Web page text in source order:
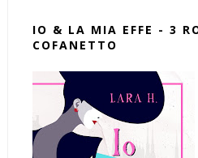
IO & LA MIA EFFE - 3
COFANETTO